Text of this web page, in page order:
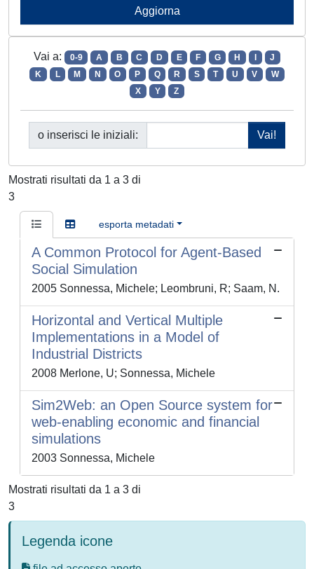
Vai a: 0-9 A B C D E F G H
J
K
L M N O P Q R S T U V
W
X
Y Z
o inserisci le iniziali:
Mostrati risultati da 1 a 3 di
3
esporta metadati
A Common Protocol for Agent-Based
Social Simulation
2005 Sonnessa, Michele; Leombruni, R; Saam, N.
Horizontal and Vertical Multiple
Implementations in a Model of
Industrial Districts
2008 Merlone, U; Sonnessa, Michele
Sim2Web: an Open Source system for
web-enabling economic and financial
simulations
2003 Sonnessa, Michele
Mostrati risultati da 1 a 3 di
3
Legenda icone